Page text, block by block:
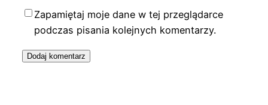
Zapamiętaj moje dane w tej przeglądarce
podczas pisania kolejnych komentarzy.